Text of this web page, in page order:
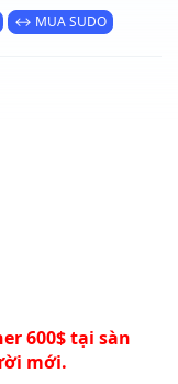
↔ MUA SUDO
600$ tại sàn
mới.